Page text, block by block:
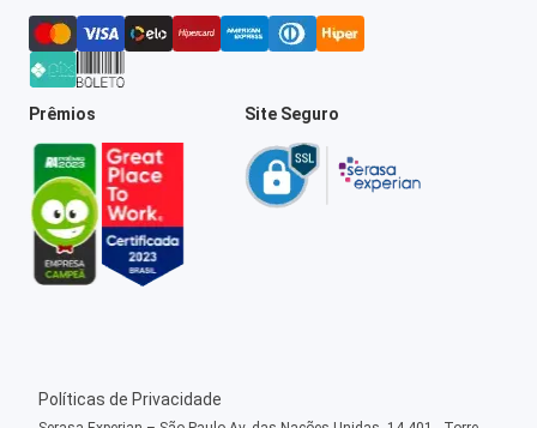
Prêmios Site Seguro
Políticas de Privacidade